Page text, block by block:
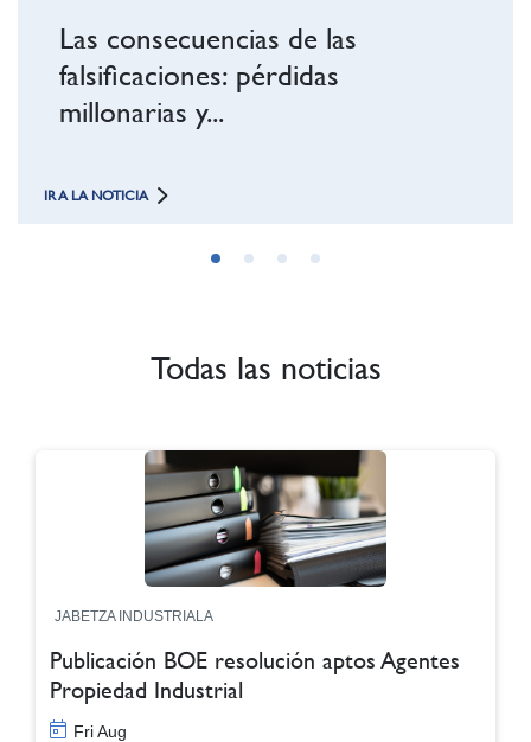
consecuencias de las
pérdidas
y...
LA NOTICIA
Todas las noticias
JABETZA INDUSTRIALA
Publicación BOE resolución aptos Agentes
Propiedad Industrial
Fri Aug